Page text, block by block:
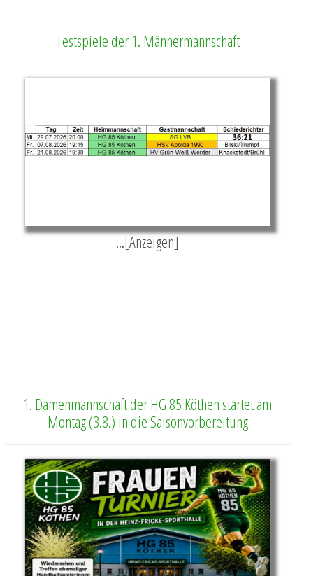
Testspiele der 1. Männermannschaft
...[Anzeigen]
1. Damenmannschaft der HG 85 Köthen startet am
Montag (3.8.) in die Saisonvorbereitung